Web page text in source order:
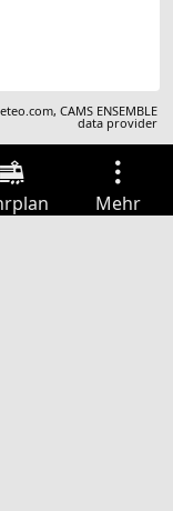
,CAMS ENSEMBLE
data provider
Mehr